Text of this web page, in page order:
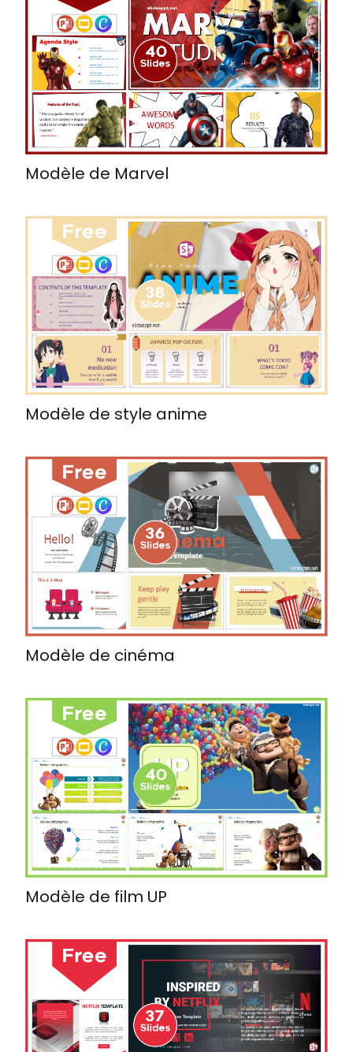
Modèle de Marvel
Modèle de style anime
Modèle de cinéma
Modèle de film UP